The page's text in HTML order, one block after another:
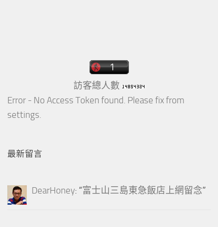
訪客總人數
Error - No Access Token found. Please fix from
settings.
最新留言
DearHoney: “富士山三島東急飯店上網留念”